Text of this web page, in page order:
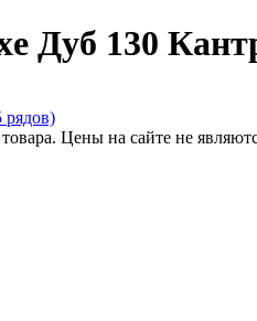
Дуб 130
Цены на сайте не